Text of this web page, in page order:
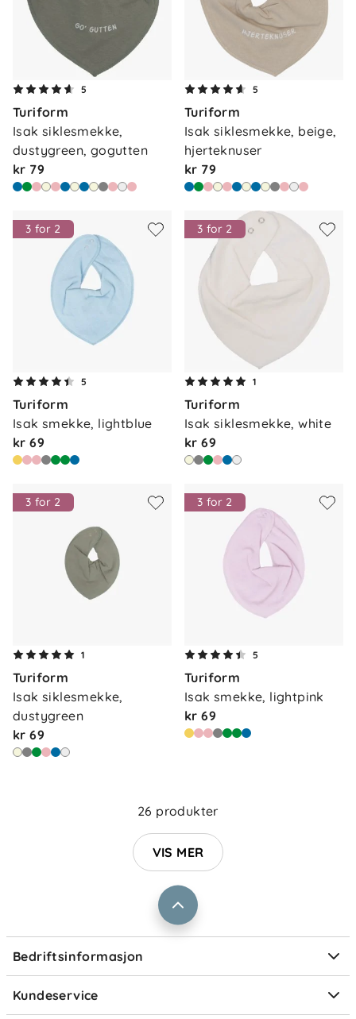
5
Turiform
Isak siklesmekke,
dustygreen, gogutten
kr 79
5
Turiform
Isak siklesmekke, beige,
hjerteknuser
kr 79
3 for 2
5
Turiform
Isak smekke, lightblue
kr 69
3 for 2
1
Turiform
Isak siklesmekke, white
kr 69
3 for 2
1
Turiform
Isak siklesmekke,
dustygreen
kr 69
3 for 2
5
Turiform
Isak smekke, lightpink
kr 69
26 produkter
VIS MER
Bedriftsinformasjon
Om oss
Vårt samfunnsansvar
Jobbe i Barnas Hus
Størrelsesguider
Kundeservice
Ofte stilte spørsmål
Om Klarna